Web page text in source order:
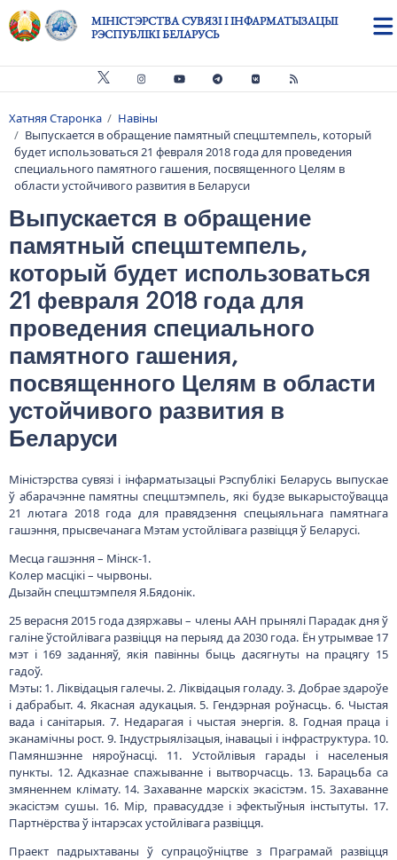
Skip to main content
МІНІСТЭРСТВА СУВЯЗІ І ІНФАРМАТЫЗАЦЫІ
РЭСПУБЛІКІ БЕЛАРУСЬ
Breadcrumb
Хатняя Старонка
Навіны
Выпускается в обращение памятный спецштемпель, который
будет использоваться 21 февраля 2018 года для проведения
специального памятного гашения, посвященного Целям в
области устойчивого развития в Беларуси
Выпускается в обращение
памятный спецштемпель,
который будет использоваться
21 февраля 2018 года для
проведения специального
памятного гашения,
посвященного Целям в области
устойчивого развития в
Беларуси
Міністэрства сувязі і інфарматызацыі Рэспублікі Беларусь выпускае
ў абарачэнне памятны спецштэмпель, які будзе выкарыстоўвацца
21 лютага 2018 года для правядзення спецыяльнага памятнага
гашэння, прысвечанага Мэтам устойлівага развіцця ў Беларусі.
Месца гашэння – Мінск-1.
Колер масцікі – чырвоны.
Дызайн спецштэмпеля Я.Бядонік.
25 верасня 2015 года дзяржавы – члены ААН прынялі Парадак дня ў
галіне ўстойлівага развіцця на перыяд да 2030 года. Ён утрымвае 17
мэт і 169 заданняў, якія павінны быць дасягнуты на працягу 15
гадоў.
Мэты: 1. Ліквідацыя галечы. 2. Ліквідацыя голаду. 3. Добрае здароўе
і дабрабыт. 4. Якасная адукацыя. 5. Гендэрная роўнасць. 6. Чыстая
вада і санітарыя. 7. Недарагая і чыстая энергія. 8. Годная праца і
эканамічны рост. 9. Індустрыялізацыя, інавацыі і інфраструктура. 10.
Памяншэнне няроўнасці. 11. Устойлівыя гарады і населеныя
пункты. 12. Адказнае спажыванне і вытворчасць. 13. Барацьба са
змяненнем клімату. 14. Захаванне марскіх экасістэм. 15. Захаванне
экасістэм сушы. 16. Мір, правасуддзе і эфектыўныя інстытуты. 17.
Партнёрства ў інтарэсах устойлівага развіцця.
Праект падрыхтаваны ў супрацоўніцтве з Праграмай развіцця